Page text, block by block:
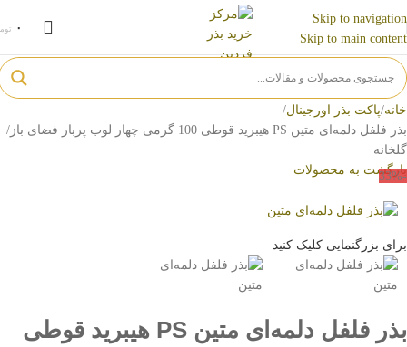
Skip to navigation
Skip to main content
۰
خانه پاکت بذر اورجینال
بذر فلفل دلمه‌ای متین PS هیبرید قوطی 100 گرمی چهار لوب پربار فضای باز/
گلخانه
بازگشت به محصولات
-33%
برای بزرگنمایی کلیک کنید
بذر فلفل دلمه‌ای متین PS هیبرید قوطی